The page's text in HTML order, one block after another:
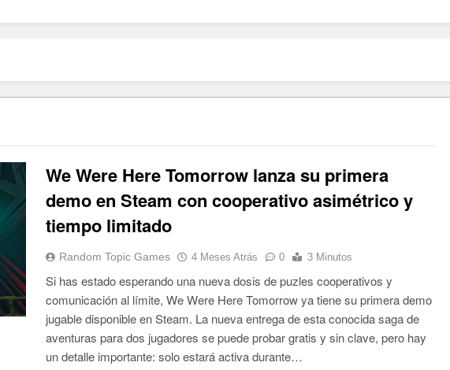
We Were Here Tomorrow lanza su primera
demo en Steam con cooperativo asimétrico y
tiempo limitado
Random Topic Games 4 Meses Atrás 0 3 Minutos
Si has estado esperando una nueva dosis de puzles cooperativos y
comunicación al límite, We Were Here Tomorrow ya tiene su primera demo
jugable disponible en Steam. La nueva entrega de esta conocida saga de
aventuras para dos jugadores se puede probar gratis y sin clave, pero hay
un detalle importante: solo estará activa durante…